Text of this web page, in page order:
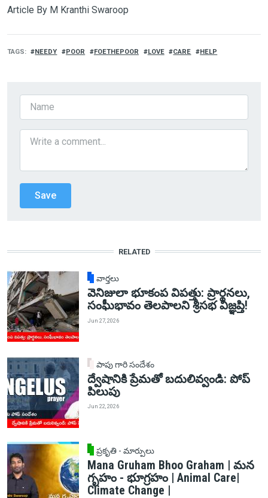
Article By M Kranthi Swaroop
TAGS NEEDY POOR FOETHEPOOR LOVE CARE HELP
RELATED
వార్తలు
వెనిజులా భూకంప విపత్తు: ప్రార్థనలు,
సంఘీభావం తెలపాలని శ్రీసభ విజ్ఞప్తి!
Jun 27, 2026
పాపు గారి సందేశం
ద్వేషానికి ప్రేమతో బదులివ్వండి: పోప్
పిలుపు
Jun 22, 2026
ప్రకృతి - మార్పులు
Mana Gruham Bhoo Graham | మన
గృహం - భూగ్రహం | Animal Care|
Climate Change |